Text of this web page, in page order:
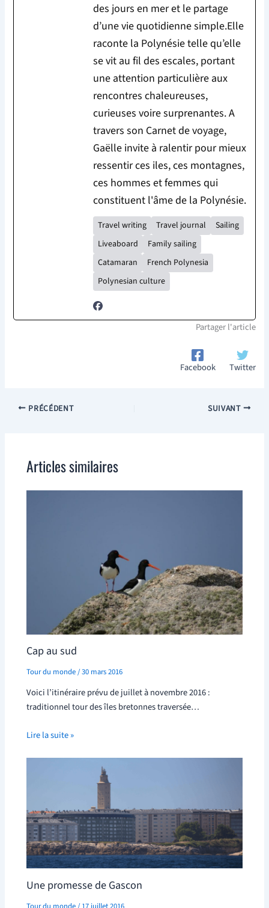
des jours en mer et le partage
d’une vie quotidienne simple.Elle
raconte la Polynésie telle qu’elle
se vit au fil des escales, portant
une attention particulière aux
rencontres chaleureuses,
curieuses voire surprenantes. A
travers son Carnet de voyage,
Gaëlle invite à ralentir pour mieux
ressentir ces iles, ces montagnes,
ces hommes et femmes qui
constituent l'âme de la Polynésie.
Travel writing Travel journal
Sailing
Liveaboard
Family sailing
Catamaran
French Polynesia
Polynesian culture
Partager l'article
Facebook Twitter
PRÉCÉDENT SUIVANT
Articles similaires
Cap au sud
Tour du monde/30 mars 2016
Voici l’itinéraire prévu de juillet à novembre 2016 :
traditionnel tour des îles bretonnes traversée…
Lire la suite »
Une promesse de Gascon